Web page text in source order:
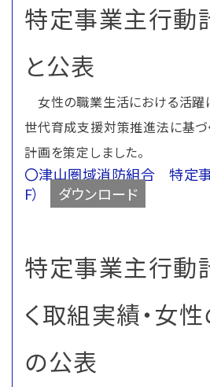
特定事業主行動
と公表
女性の職業生活における活躍
世代育成支援対策推進法に基づ
計画を策定しました。
〇津山圏域消防組合 特定
F）
ダウンロード
特定事業主行動
く取組実績・女
の公表